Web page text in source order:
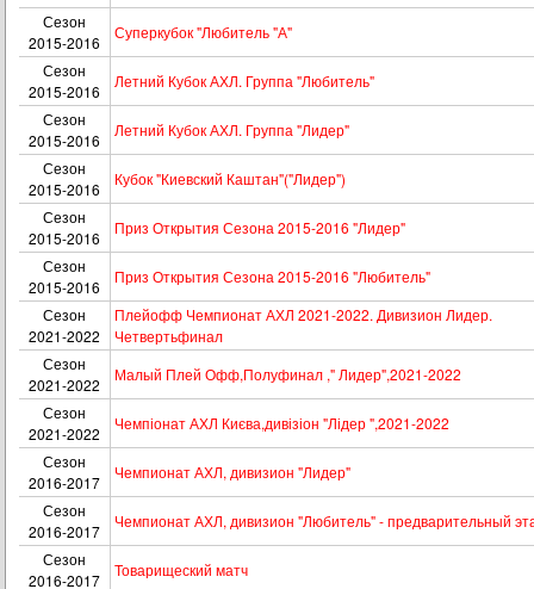
Сезон
2015-2016
Суперкубок "Любитель "А"
Сезон
2015-2016
Летний Кубок АХЛ. Группа "Любитель"
Сезон
2015-2016
Летний Кубок АХЛ. Группа "Лидер"
Сезон
2015-2016
Кубок "Киевский Каштан"("Лидер")
Сезон
2015-2016
Приз Открытия Сезона 2015-2016 "Лидер"
Сезон
2015-2016
Приз Открытия Сезона 2015-2016 "Любитель"
Сезон
2021-2022
Плейофф Чемпионат АХЛ 2021-2022. Дивизион Лидер.
Четвертьфинал
Сезон
2021-2022
Малый Плей Офф,Полуфинал ," Лидер",2021-2022
Сезон
2021-2022
Чемпіонат АХЛ Києва,дивізіон "Лідер ",2021-2022
Сезон
2016-2017
Чемпионат АХЛ, дивизион "Лидер"
Сезон
2016-2017
Чемпионат АХЛ, дивизион "Любитель" - предварительный
Сезон
2016-2017
Товарищеский матч